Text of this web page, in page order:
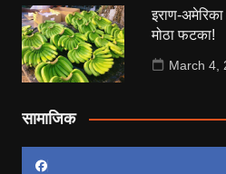
इराण-अमेरिका
मोठा फटका!
March 4,
सामाजिक